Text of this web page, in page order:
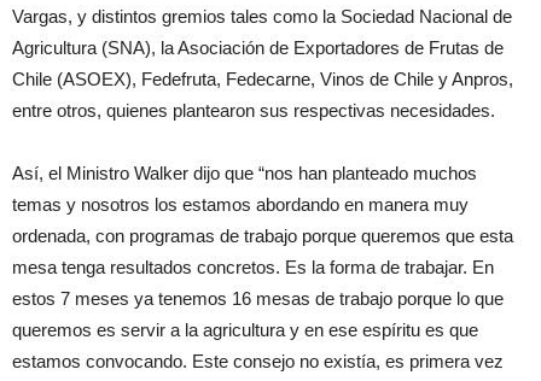
Vargas, y distintos gremios tales como la Sociedad Nacional de
Agricultura (SNA), la Asociación de Exportadores de Frutas de
Chile (ASOEX), Fedefruta, Fedecarne, Vinos de Chile y Anpros,
entre otros, quienes plantearon sus respectivas necesidades.
Así, el Ministro Walker dijo que “nos han planteado muchos
temas y nosotros los estamos abordando en manera muy
ordenada, con programas de trabajo porque queremos que esta
mesa tenga resultados concretos. Es la forma de trabajar. En
estos 7 meses ya tenemos 16 mesas de trabajo porque lo que
queremos es servir a la agricultura y en ese espíritu es que
estamos convocando. Este consejo no existía, es primera vez